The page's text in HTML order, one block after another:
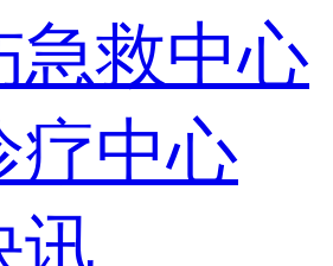
急救中心
疗中心
讯